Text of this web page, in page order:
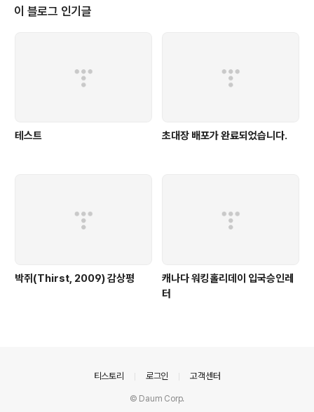
을 당한다. 우연히 만난 여자에게 돈을 준다며 파리까지 차를 얻어 타게 된다. 그
러나, 계속해서 파해쳐 볼 수록 자신이 누구인지, 어떤일을 하던 것인지, 알수 없
이 블로그 인기글
테스트 초대장 배포가 완료되었습니다.
박쥐(Thirst, 2009) 감상평
캐나다 워킹홀리데이 입국승인레
터
티스토리 로그인 고객센터
© Daum Corp.